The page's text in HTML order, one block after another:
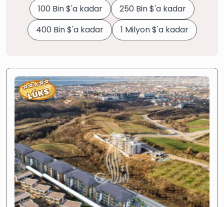
100 Bin $'a kadar
250 Bin $'a kadar
400 Bin $'a kadar
1 Milyon $'a kadar
⭐⭐⭐⭐⭐
LÜKS